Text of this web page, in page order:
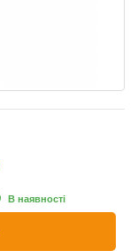
В наявності